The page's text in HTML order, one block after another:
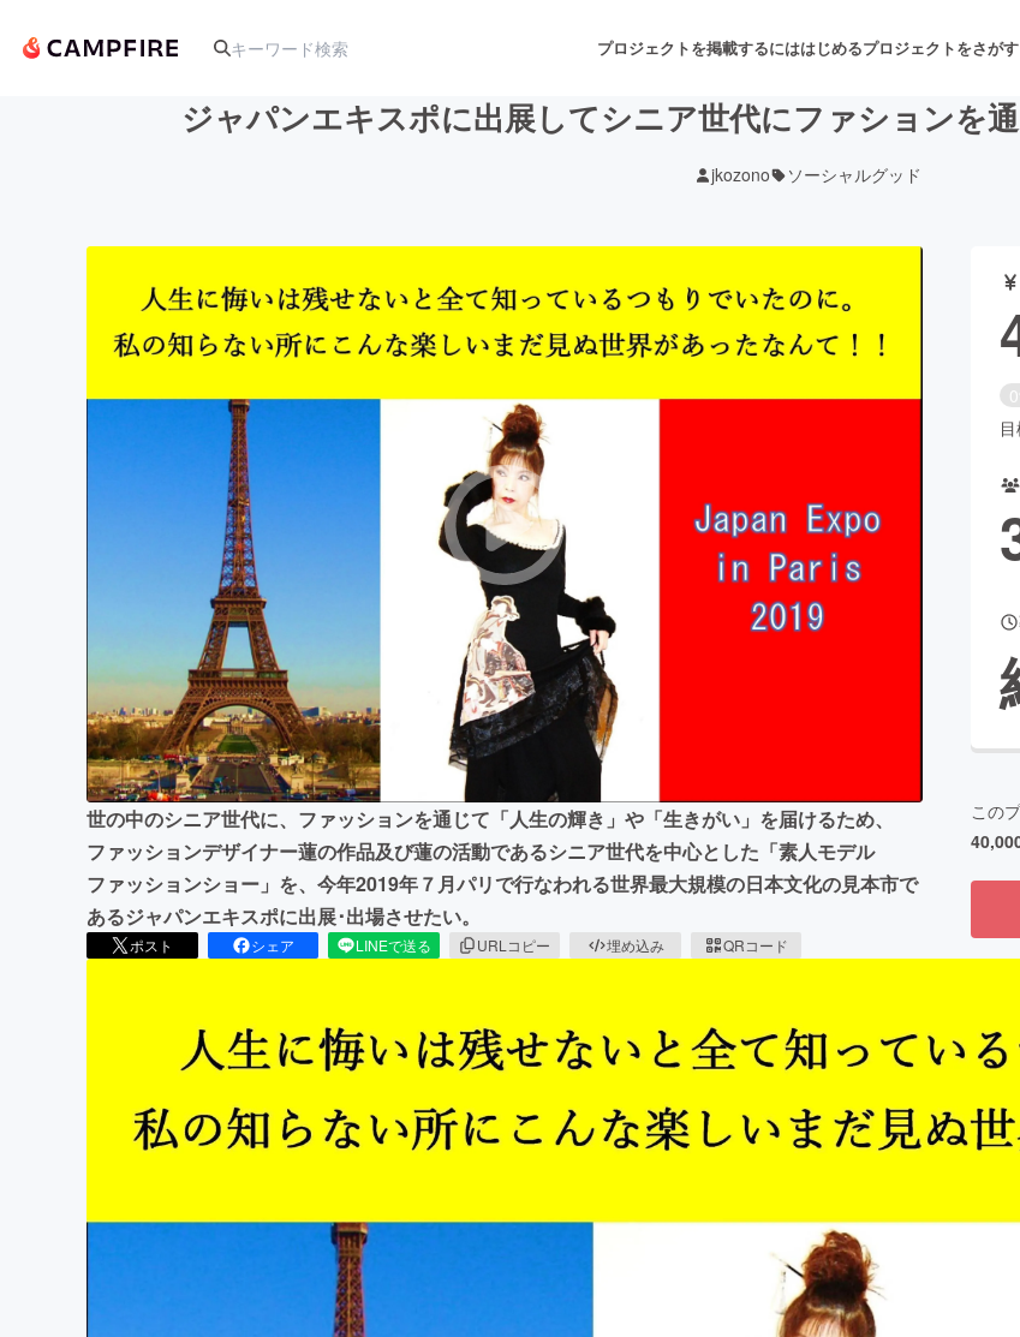
プロジェクトを掲載するにははじめるプロジェクトをさがす
アート・写真 音楽 舞台・パフォー
テクノロジー・ガジェット ゲーム・サービス開発
映像・映画
ビジネス・起業 ビューティー・
まちづくり・地域活性化
CAMPFIRE for Social Good
ジャパンエキスポに出展してシニア世代にファションを
jkozono ソーシャルグッド
世の中のシニア世代に、ファッションを通じて「人生の輝き」や「生きがい」を届けるため、
ファッションデザイナー蓮の作品及び蓮の活動であるシニア世代を中心とした「素人モデル
ファッションショー」を、今年2019年７月パリで行なわれる世界最大規模の日本文化の見本市で
あるジャパンエキスポに出展･出場させたい。
ポスト シェア LINEで送る URLコピー 埋め込み QRコード
この